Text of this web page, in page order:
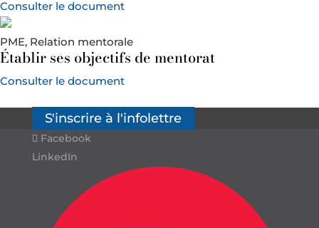
Consulter le document
PME, Relation mentorale
Établir ses objectifs de mentorat
Consulter le document
S'inscrire à l'infolettre
Facebook
LinkedIn